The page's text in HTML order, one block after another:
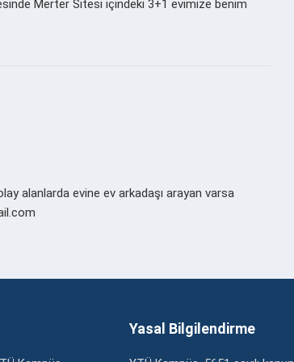
Merter Sitesi içindeki 3+1 evimize benim
alanlarda evine ev arkadaşı arayan varsa
Yasal Bilgilendirme